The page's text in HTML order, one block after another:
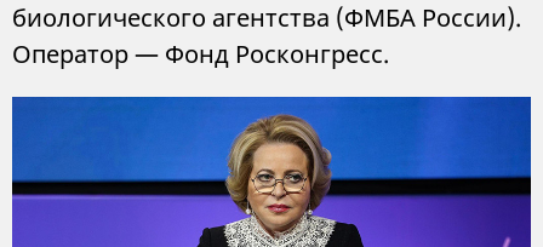
биологического агентства (ФМБА России).
Оператор — Фонд Росконгресс.